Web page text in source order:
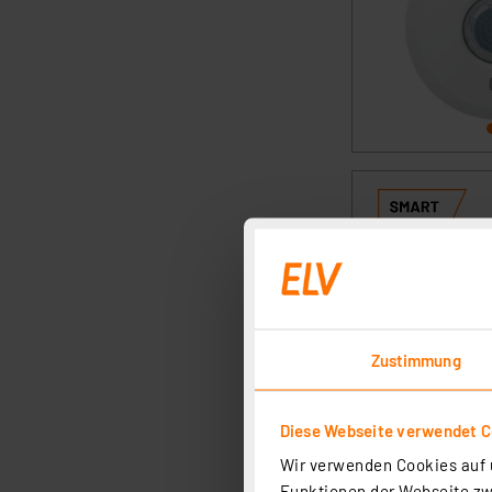
Zustimmung
Diese Webseite verwendet
Wir verwenden Cookies